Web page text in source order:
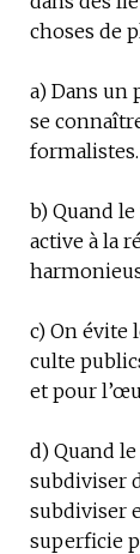
choses de
a) Dans un
se
formalistes.
b) Quand
active à la
c) On évite
culte
et pour
d) Quand
subdiviser
subdiviser
superficie